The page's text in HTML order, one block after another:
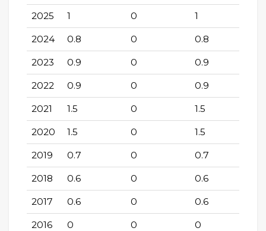
2025 1 0 1
2024 0.8 0 0.8
2023 0.9 0 0.9
2022 0.9 0 0.9
2021 1.5 0 1.5
2020 1.5 0 1.5
2019 0.7 0 0.7
2018 0.6 0 0.6
2017 0.6 0 0.6
2016 0 0 0